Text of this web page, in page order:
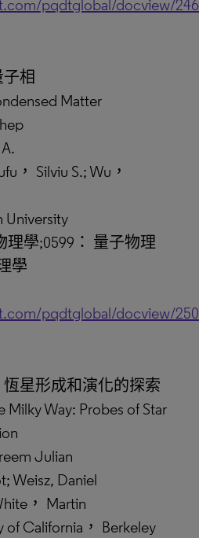
pqdtglobal/docview/
相
Matter
， Silviu S.; Wu，
理學;0599： 量子物理
學
pqdtglobal/docview/
星形成和演化的探索
Milky Way: Probes of Star
Julian
Weisz, Daniel
， Martin
California， Berkeley